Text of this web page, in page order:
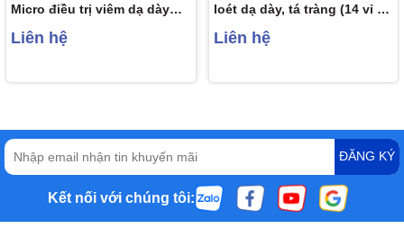
Micro điều trị viêm dạ dày
tràng (7 vỉ x 6 viên)
Liên hệ
loét dạ dày, tá tràng (14 vỉ x
Liên hệ
ĐĂNG KÝ
Kết nối với chúng tôi: